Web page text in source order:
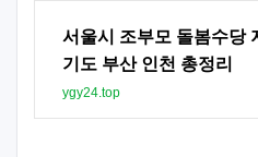
서울시 조부모 돌봄수당
기도 부산 인천 총정리
ygy24.top